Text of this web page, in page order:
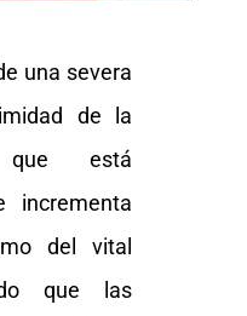
una severa
de la
que está
incrementa
del vital
que las